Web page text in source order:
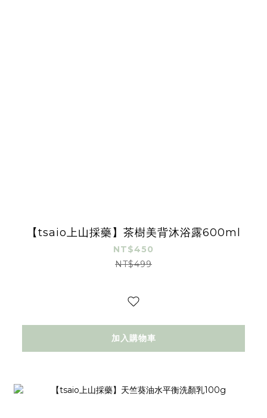
【tsaio上山採藥】茶樹美背沐浴露600ml
NT$450
NT$499
加入購物車